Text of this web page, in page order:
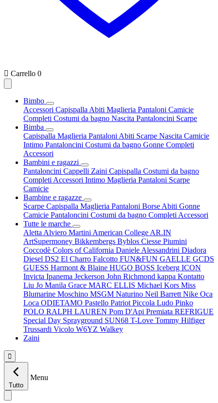
 Carrello 0
Bimbo
Accessori Capispalla Abiti Maglieria Pantaloni Camicie
Completi Costumi da bagno Nascita Pantaloncini Scarpe
Bimba
Capispalla Maglieria Pantaloni Abiti Scarpe Nascita Camicie
Intimo Pantaloncini Costumi da bagno Gonne Completi
Accessori
Bambini e ragazzi
Pantaloncini Cappelli Zaini Capispalla Costumi da bagno
Completi Accessori Intimo Maglieria Pantaloni Scarpe
Camicie
Bambine e ragazze
Scarpe Capispalla Maglieria Pantaloni Borse Abiti Gonne
Camicie Pantaloncini Costumi da bagno Completi Accessori
Tutte le marche
Aletta Alviero Martini American College AR.IN
ArtSupermoney Bikkembergs Byblos Ciesse Piumini
Coccodè Colors of California Daniele Alessandrini Diadora
Diesel DS2 El Charro Falcotto FUN&FUN GAELLE GCDS
GUESS Harmont & Blaine HUGO BOSS Iceberg ICON
Invicta Ipanema Jeckerson John Richmond kappa Kontatto
Liu Jo Manila Grace MARC ELLIS Michael Kors Miss
Blumarine Moschino MSGM Naturino Neil Barrett Nike Oca
Loca ODIETAMO Pastello Patriot Piccola Ludo Pinko
POLO RALPH LAUREN Pom D'Api Premiata REFRIGUE
Special Day Sprayground SUN68 T-Love Tommy Hilfiger
Trussardi Vicolo W6YZ Walkey
Zaini

Tutto
Menu